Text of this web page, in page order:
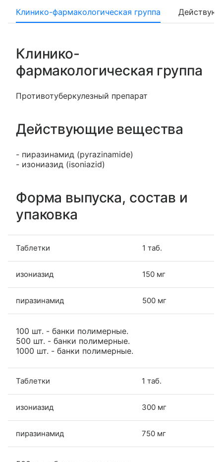
Клинико-фармакологическая группа
Клинико-
фармакологическая группа
Противотуберкулезный препарат
Действующие вещества
- пиразинамид (pyrazinamide)
- изониазид (isoniazid)
Форма выпуска, состав и
упаковка
Таблетки 1 таб.
изониазид 150 мг
пиразинамид 500 мг
100 шт. - банки полимерные.
500 шт. - банки полимерные.
1000 шт. - банки полимерные.
Таблетки 1 таб.
изониазид 300 мг
пиразинамид 750 мг